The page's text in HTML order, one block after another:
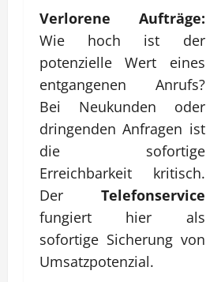
Verlorene Aufträge:
Wie hoch ist der
potenzielle Wert eines
entgangenen Anrufs?
Bei Neukunden oder
dringenden Anfragen ist
die sofortige
Erreichbarkeit kritisch.
Der Telefonservice
fungiert hier als
sofortige Sicherung von
Umsatzpotenzial.